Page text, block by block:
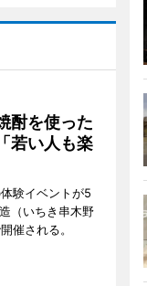
酎を使った
若い人も楽
験イベントが5
（いちき串木野
催される。